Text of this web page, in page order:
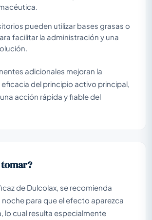
pueden utilizar bases grasas o
facilitar la administración y una
adicionales mejoran la
del principio activo principal,
acción rápida y fiable del
de Dulcolax, se recomienda
para que el efecto aparezca
lo cual resulta especialmente